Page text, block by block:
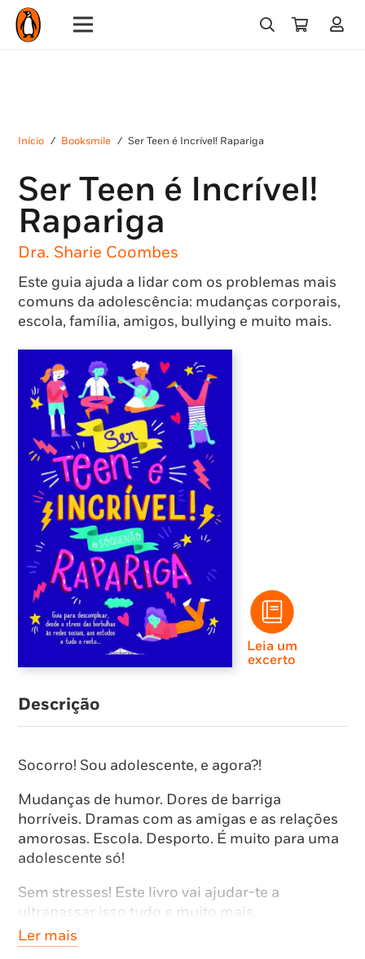
Início / Booksmile / Ser Teen é Incrível! Rapariga
Ser Teen é Incrível!
Rapariga
Dra. Sharie Coombes
Este guia ajuda a lidar com os problemas mais
comuns da adolescência: mudanças corporais,
escola, família, amigos, bullying e muito mais.
Leia um
excerto
Descrição
Socorro! Sou adolescente, e agora?!
Mudanças de humor. Dores de barriga
horríveis. Dramas com as amigas e as relações
amorosas. Escola. Desporto. É muito para uma
adolescente só!
Sem stresses! Este livro vai ajudar-te a
ultrapassar isso tudo e muito mais.
Vais ficar a saber toda a verdade sobre o bom, o
Ler mais